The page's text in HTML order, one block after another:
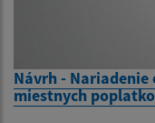
Návrh - Nariadenie
miestnych